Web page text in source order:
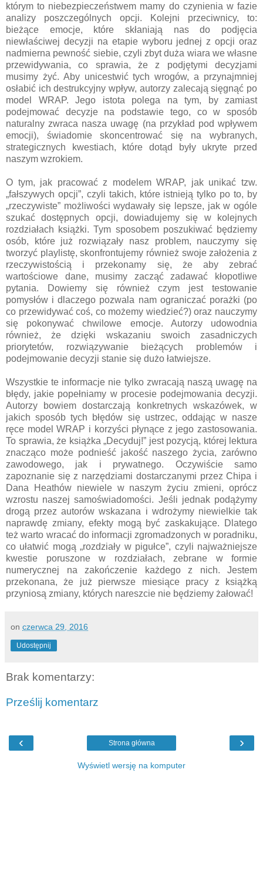
którym to niebezpieczeństwem mamy do czynienia w fazie
analizy poszczególnych opcji. Kolejni przeciwnicy, to:
bieżące emocje, które skłaniają nas do podjęcia
niewłaściwej decyzji na etapie wyboru jednej z opcji oraz
nadmierna pewność siebie, czyli zbyt duża wiara we własne
przewidywania, co sprawia, że z podjętymi decyzjami
musimy żyć. Aby unicestwić tych wrogów, a przynajmniej
osłabić ich destrukcyjny wpływ, autorzy zalecają sięgnąć po
model WRAP. Jego istota polega na tym, by zamiast
podejmować decyzje na podstawie tego, co w sposób
naturalny zwraca nasza uwagę (na przykład pod wpływem
emocji), świadomie skoncentrować się na wybranych,
strategicznych kwestiach, które dotąd były ukryte przed
naszym wzrokiem.
O tym, jak pracować z modelem WRAP, jak unikać tzw.
„fałszywych opcji”, czyli takich, które istnieją tylko po to, by
„rzeczywiste” możliwości wydawały się lepsze, jak w ogóle
szukać dostępnych opcji, dowiadujemy się w kolejnych
rozdziałach książki. Tym sposobem poszukiwać będziemy
osób, które już rozwiązały nasz problem, nauczymy się
tworzyć playlistę, skonfrontujemy również swoje założenia z
rzeczywistością i przekonamy się, że aby zebrać
wartościowe dane, musimy zacząć zadawać kłopotliwe
pytania. Dowiemy się również czym jest testowanie
pomysłów i dlaczego pozwala nam ograniczać porażki (po
co przewidywać coś, co możemy wiedzieć?) oraz nauczymy
się pokonywać chwilowe emocje. Autorzy udowodnia
również, że dzięki wskazaniu swoich zasadniczych
priorytetów, rozwiązywanie bieżących problemów i
podejmowanie decyzji stanie się dużo łatwiejsze.
Wszystkie te informacje nie tylko zwracają naszą uwagę na
błędy, jakie popełniamy w procesie podejmowania decyzji.
Autorzy bowiem dostarczają konkretnych wskazówek, w
jakich sposób tych błędów się ustrzec, oddając w nasze
ręce model WRAP i korzyści płynące z jego zastosowania.
To sprawia, że książka „Decyduj!” jest pozycją, której lektura
znacząco może podnieść jakość naszego życia, zarówno
zawodowego, jak i prywatnego. Oczywiście samo
zapoznanie się z narzędziami dostarczanymi przez Chipa i
Dana Heathów niewiele w naszym życiu zmieni, oprócz
wzrostu naszej samoświadomości. Jeśli jednak podążymy
drogą przez autorów wskazana i wdrożymy niewielkie tak
naprawdę zmiany, efekty mogą być zaskakujące. Dlatego
też warto wracać do informacji zgromadzonych w poradniku,
co ułatwić mogą „rozdziały w pigułce”, czyli najważniejsze
kwestie poruszone w rozdziałach, zebrane w formie
numerycznej na zakończenie każdego z nich. Jestem
przekonana, że już pierwsze miesiące pracy z książką
przyniosą zmiany, których nareszcie nie będziemy żałować!
on czerwca 29, 2016
Udostępnij
Brak komentarzy:
Prześlij komentarz
‹ ›
Strona główna
Wyświetl wersję na komputer